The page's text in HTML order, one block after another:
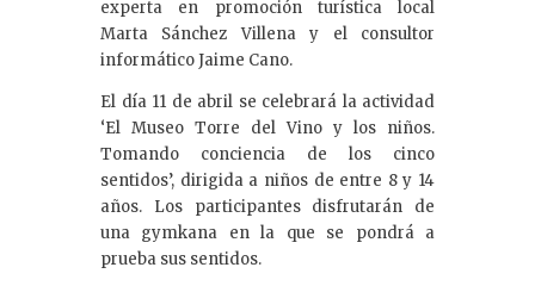
experta en promoción turística local
Marta Sánchez Villena y el consultor
informático Jaime Cano.
El día 11 de abril se celebrará la actividad
‘El Museo Torre del Vino y los niños.
Tomando conciencia de los cinco
sentidos’, dirigida a niños de entre 8 y 14
años. Los participantes disfrutarán de
una gymkana en la que se pondrá a
prueba sus sentidos.